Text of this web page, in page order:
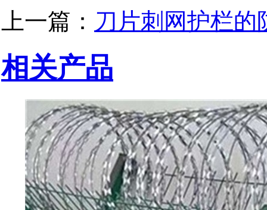
上一篇： 刀片刺网护栏的
相关产品